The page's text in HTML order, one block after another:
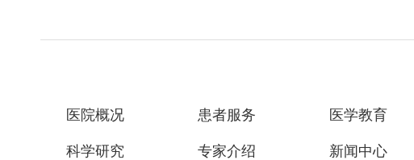
医院概况 患者服务 医学教育
科学研究 专家介绍 新闻中心